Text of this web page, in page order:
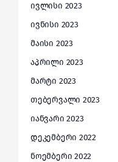
ივლისი 2023
ივნისი 2023
მაისი 2023
აპრილი 2023
მარტი 2023
თებერვალი 2023
იანვარი 2023
დეკემბერი 2022
ნოემბერი 2022